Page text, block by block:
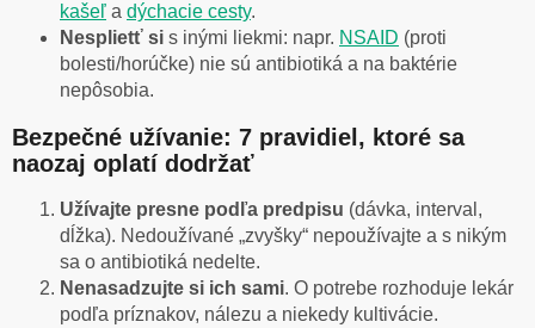
kašeľ a dýchacie cesty.
Nesplietť si s inými liekmi: napr. NSAID (proti
bolesti/horúčke) nie sú antibiotiká a na baktérie
nepôsobia.
Bezpečné užívanie: 7 pravidiel, ktoré sa
naozaj oplatí dodržať
Užívajte presne podľa predpisu (dávka, interval,
dĺžka). Nedoužívané „zvyšky“ nepoužívajte a s nikým
sa o antibiotiká nedelte.
Nenasadzujte si ich sami. O potrebe rozhoduje lekár
podľa príznakov, nálezu a niekedy kultivácie.